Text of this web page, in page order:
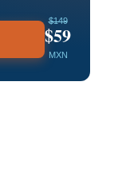
$149
$59
MXN